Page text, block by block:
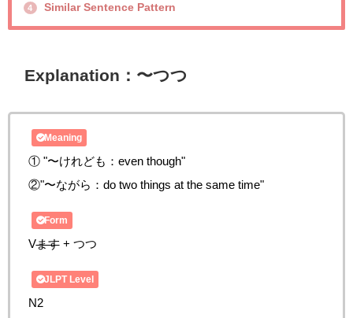
4 Similar Sentence Pattern
Explanation：〜つつ
Meaning
① "〜けれども：even though"
②"〜ながら：do two things at the same time"
Form
Vます+ つつ
JLPT Level
N2